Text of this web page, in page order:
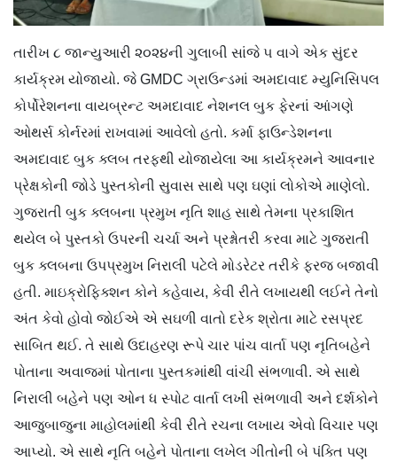
તારીખ ૮ જાન્યુઆરી ૨૦૨૪ની ગુલાબી સાંજે ૫ વાગે એક સુંદર
કાર્યક્રમ યોજાયો. જે GMDC ગ્રાઉન્ડમાં અમદાવાદ મ્યુનિસિપલ
કોર્પોરેશનના વાયબ્રન્ટ અમદાવાદ નેશનલ બુક ફેરનાં આંગણે
ઓથર્સ કોર્નરમાં રાખવામાં આવેલો હતો. કર્મા ફાઉન્ડેશનના
અમદાવાદ બુક ક્લબ તરફથી યોજાયેલા આ કાર્યક્રમને આવનાર
પ્રેક્ષકોની જોડે પુસ્તકોની સુવાસ સાથે પણ ઘણાં લોકોએ માણેલો.
ગુજરાતી બુક ક્લબના પ્રમુખ નૃતિ શાહ સાથે તેમના પ્રકાશિત
થયેલ બે પુસ્તકો ઉપરની ચર્ચા અને પ્રશ્નોતરી કરવા માટે ગુજરાતી
બુક ક્લબના ઉપપ્રમુખ નિરાલી પટેલે મોડરેટર તરીકે ફરજ બજાવી
હતી. માઇક્રોફિક્શન કોને કહેવાય, કેવી રીતે લખાયથી લઈને તેનો
અંત કેવો હોવો જોઈએ એ સઘળી વાતો દરેક શ્રોતા માટે રસપ્રદ
સાબિત થઈ. તે સાથે ઉદાહરણ રૂપે ચાર પાંચ વાર્તા પણ નૃતિબહેને
પોતાના અવાજમાં પોતાના પુસ્તકમાંથી વાંચી સંભળાવી. એ સાથે
નિરાલી બહેને પણ ઓન ધ સ્પોટ વાર્તા લખી સંભળાવી અને દર્શકોને
આજુબાજુના માહોલમાંથી કેવી રીતે રચના લખાય એવો વિચાર પણ
આપ્યો. એ સાથે નૃતિ બહેને પોતાના લખેલ ગીતોની બે પંક્તિ પણ